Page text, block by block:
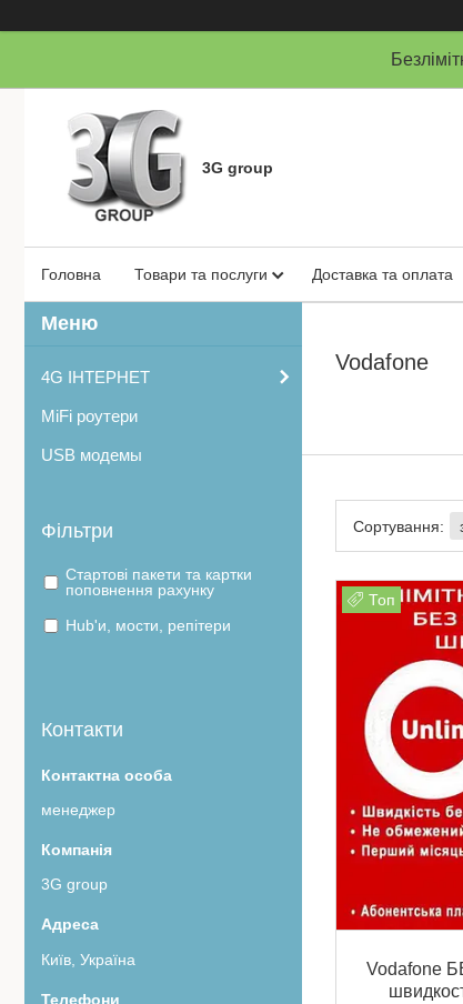
3G group
Головна Товари та послуги Доставка та оплата
Vodafone
Топ
Vodafone
4G ІНТЕРНЕТ
MiFi роутери
USB модемы
Фільтри
Стартові пакети та картки
поповнення рахунку
Hub'и, мости, репітери
Контакти
менеджер
3G group
Київ, Україна